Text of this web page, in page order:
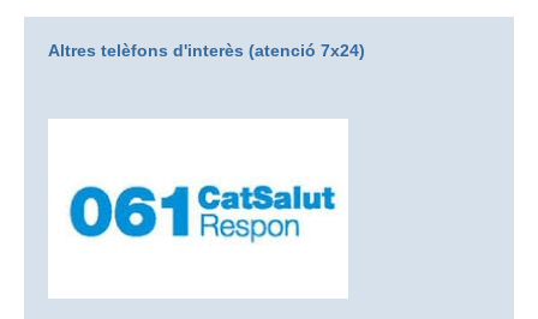
Altres telèfons d'interès (atenció 7x24)